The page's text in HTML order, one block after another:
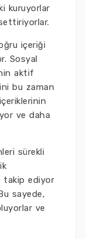
kuruyorlar
içeriği
Sosyal
aktif
bu zaman
ve daha
sürekli
takip ediyor
sayede,
ve